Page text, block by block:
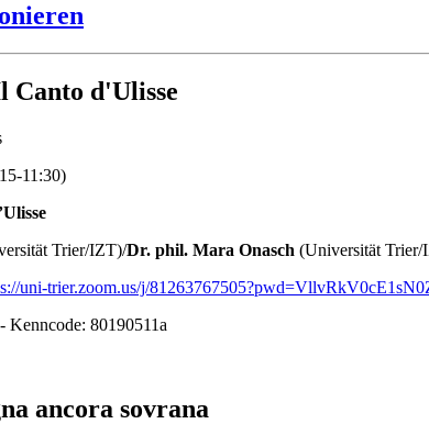
Canto d'Ulisse
11:30)
Trier/IZT)/Dr. phil. Mara Onasch (Universität Trier/
uni-trier.zoom.us/j/
80190511a
ancora sovrana